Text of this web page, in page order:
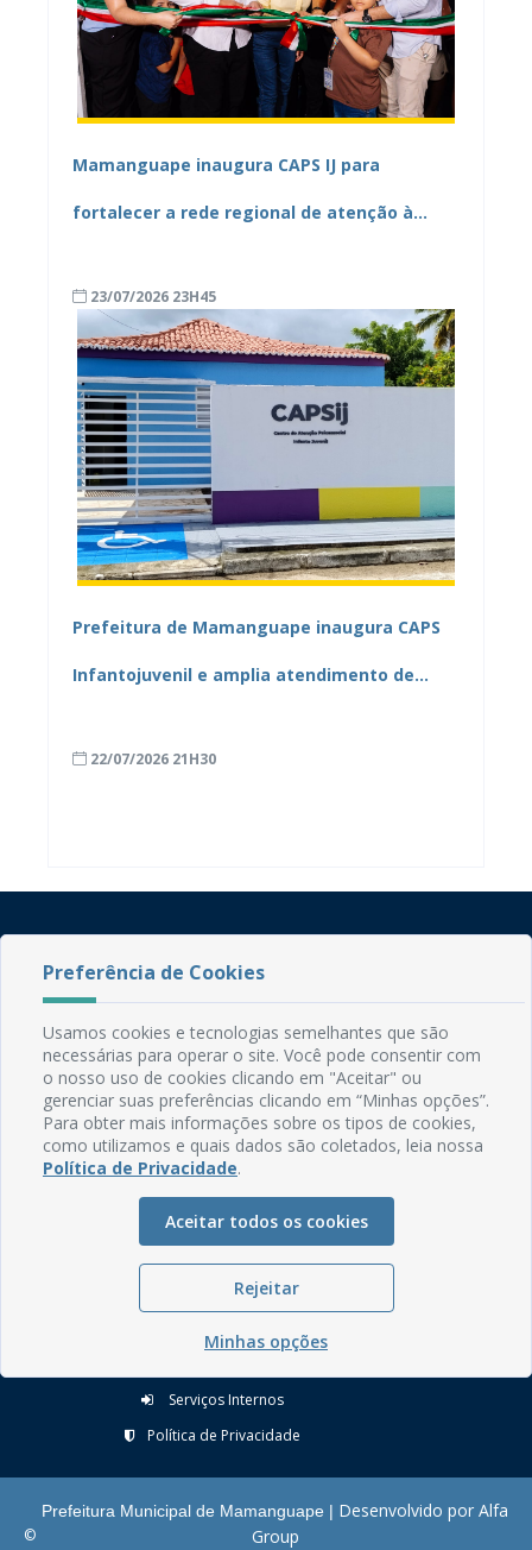
Mamanguape inaugura CAPS IJ para
fortalecer a rede regional de atenção à
23/07/2026 23H45
Prefeitura de Mamanguape inaugura CAPS
Infantojuvenil e amplia atendimento de
22/07/2026 21H30
Rua do Imperador, 78, Centro
CEP: 58.280-000 - Mamanguape/PB
Fone: (83) 3292-2246
Email: comunicacao@mamanguape.pb.gov.br
Expediente: Segunda à Sexta, das 08h às 13h
Mapa do Site
Manual de Navegação
Serviços Internos
Política de Privacidade
©
Prefeitura Municipal de Mamanguape | Desenvolvido por Alfa
Group
Preferência de Cookies
Usamos cookies e tecnologias semelhantes que são
necessárias para operar o site. Você pode consentir com
o nosso uso de cookies clicando em "Aceitar" ou
gerenciar suas preferências clicando em “Minhas opções”.
Para obter mais informações sobre os tipos de cookies,
como utilizamos e quais dados são coletados, leia nossa
Política de Privacidade.
Aceitar todos os cookies
Rejeitar
Minhas opções